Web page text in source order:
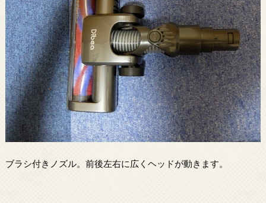
ブラシ付きノズル。前後左右に広くヘッドが動きます。